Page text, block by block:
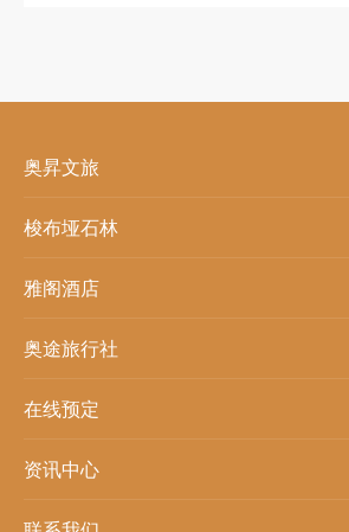
奥昇文旅
梭布垭石林
雅阁酒店
奥途旅行社
在线预定
资讯中心